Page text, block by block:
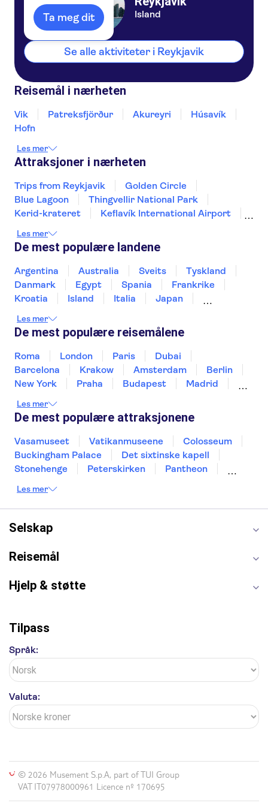
Ta meg dit Island
Se alle aktiviteter i Reykjavik
Reisemål i nærheten
Vik Patreksfjörður Akureyri
Húsavík
Hofn
Les mer
Attraksjoner i nærheten
Trips from Reykjavik
Golden Circle
Blue Lagoon
Thingvellir National Park
Kerid-krateret
Keflavík International Airport
Skaftafell
Jökulsárlón
Sky Lagoon, Reykjavik
Myvatn Nature Baths
Whales of Iceland
Perlan DC-3 Plane Wreck
Les mer
De mest populære landene
Argentina Australia Sveits
Tyskland
Danmark
Egypt Spania
Frankrike
Kroatia
Island Italia
Japan
Portugal
Sverige Thailand
Les mer
De mest populære reisemålene
Roma London Paris
Dubai
Barcelona
Krakow Amsterdam
Berlin
New York
Praha Budapest
Madrid
Gdansk
Alicante
Les mer
De mest populære attraksjonene
Vasamuseet Vatikanmuseene
Colosseum
Buckingham Palace
Det sixtinske kapell
Stonehenge
Peterskirken
Pantheon
Burj Khalifa
Alcatraz
Alhambra
Harry Potter Studios
Anne Franks hus
Blue Lagoon
Les mer
Selskap
Reisemål
Hjelp & støtte
Tilpass
Språk:
Valuta:
© 2026 Musement S.p.A, part of TUI Group
VAT IT07978000961 Licence nº 170695